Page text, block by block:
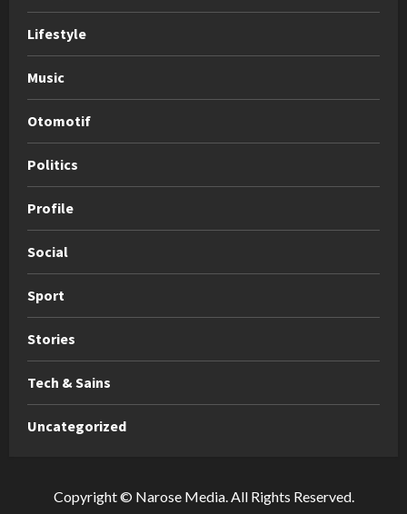
Lifestyle
Music
Otomotif
Politics
Profile
Social
Sport
Stories
Tech & Sains
Uncategorized
Copyright © Narose Media. All Rights Reserved.